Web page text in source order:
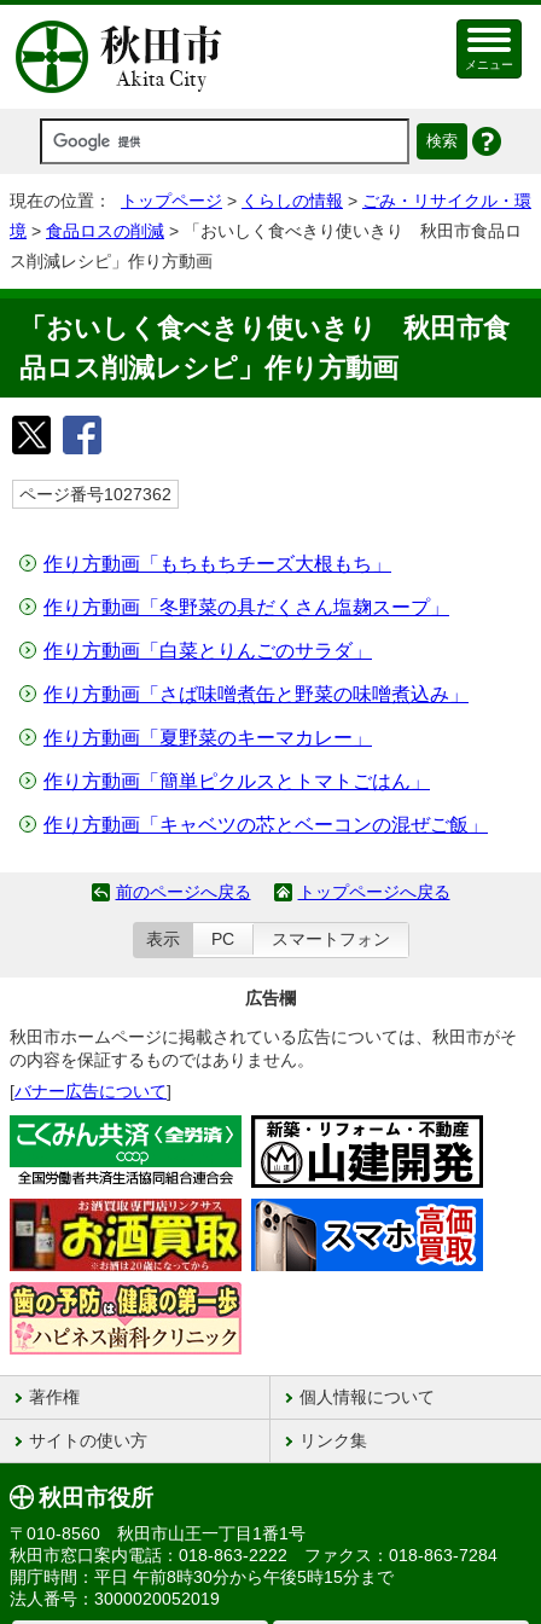
メニュー
現在の位置： トップページ > くらしの情報 > ごみ・リサイクル・環
境 > 食品ロスの削減 > 「おいしく食べきり使いきり 秋田市食品ロ
ス削減レシピ」作り方動画
「おいしく食べきり使いきり 秋田市食
品ロス削減レシピ」作り方動画
ページ番号1027362
作り方動画「もちもちチーズ大根もち」
作り方動画「冬野菜の具だくさん塩麹スープ」
作り方動画「白菜とりんごのサラダ」
作り方動画「さば味噌煮缶と野菜の味噌煮込み」
作り方動画「夏野菜のキーマカレー」
作り方動画「簡単ピクルスとトマトごはん」
作り方動画「キャベツの芯とベーコンの混ぜご飯」
前のページへ戻る トップページへ戻る
表示 PC スマートフォン
広告欄
秋田市ホームページに掲載されている広告については、秋田市がそ
の内容を保証するものではありません。
[バナー広告について]
著作権 個人情報について
サイトの使い方 リンク集
秋田市役所
〒010-8560 秋田市山王一丁目1番1号
秋田市窓口案内電話：018-863-2222 ファクス：018-863-7284
開庁時間：平日 午前8時30分から午後5時15分まで
法人番号：3000020052019